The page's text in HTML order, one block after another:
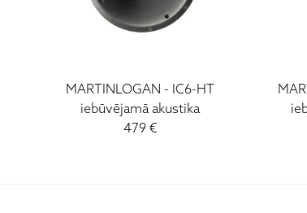
MARTINLOGAN - IC6-HT
iebūvējamā akustika
479 €